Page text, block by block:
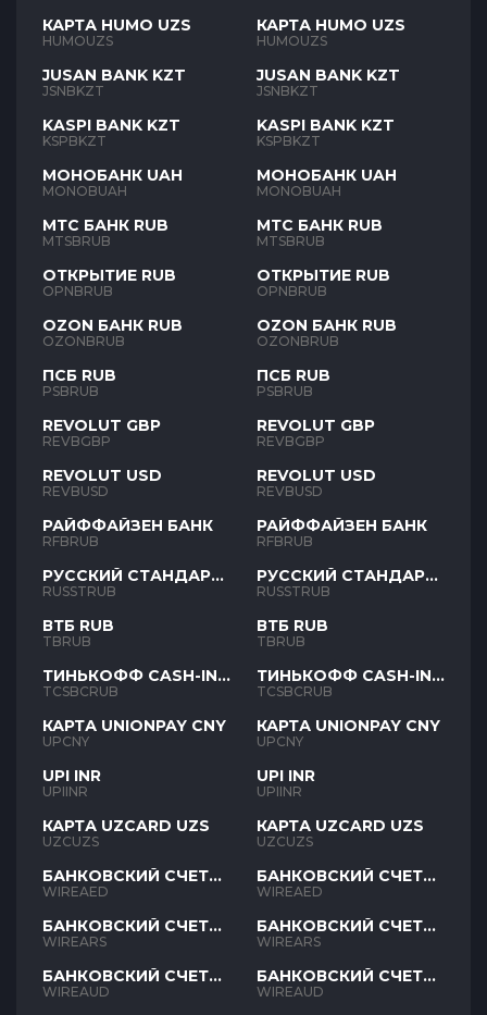
КАРТА HUMO UZS
HUMOUZS
JUSAN BANK KZT
JSNBKZT
KASPI BANK KZT
KSPBKZT
МОНОБАНК UAH
MONOBUAH
МТС БАНК RUB
MTSBRUB
ОТКРЫТИЕ RUB
OPNBRUB
OZON БАНК RUB
OZONBRUB
ПСБ RUB
PSBRUB
REVOLUT GBP
REVBGBP
REVOLUT USD
REVBUSD
РАЙФФАЙЗЕН БАНК
RFBRUB
РУССКИЙ СТАНДАРТ
RUB
RUSSTRUB
ВТБ RUB
TBRUB
ТИНЬКОФФ CASH-IN
RUB
TCSBCRUB
КАРТА UNIONPAY CNY
UPCNY
UPI INR
UPIINR
КАРТА UZCARD UZS
UZCUZS
БАНКОВСКИЙ СЧЕТ
AED
WIREAED
БАНКОВСКИЙ СЧЕТ
ARS
WIREARS
БАНКОВСКИЙ СЧЕТ
AUD
WIREAUD
КАРТА HUMO UZS
HUMOUZS
JUSAN BANK KZT
JSNBKZT
KASPI BANK KZT
KSPBKZT
МОНОБАНК UAH
MONOBUAH
МТС БАНК RUB
MTSBRUB
ОТКРЫТИЕ RUB
OPNBRUB
OZON БАНК RUB
OZONBRUB
ПСБ RUB
PSBRUB
REVOLUT GBP
REVBGBP
REVOLUT USD
REVBUSD
РАЙФФАЙЗЕН БАНК
RFBRUB
РУССКИЙ СТАНДАРТ
RUB
RUSSTRUB
ВТБ RUB
TBRUB
ТИНЬКОФФ CASH-IN
RUB
TCSBCRUB
КАРТА UNIONPAY CNY
UPCNY
UPI INR
UPIINR
КАРТА UZCARD UZS
UZCUZS
БАНКОВСКИЙ СЧЕТ
AED
WIREAED
БАНКОВСКИЙ СЧЕТ
ARS
WIREARS
БАНКОВСКИЙ СЧЕТ
AUD
WIREAUD